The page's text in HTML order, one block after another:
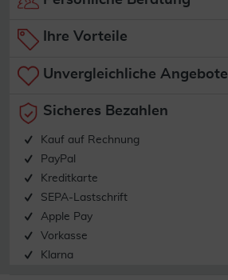
Ihre Vorteile
Unvergleichliche Angebote
Sicheres Bezahlen
Kauf auf Rechnung
PayPal
Kreditkarte
SEPA-Lastschrift
Apple Pay
Vorkasse
Klarna